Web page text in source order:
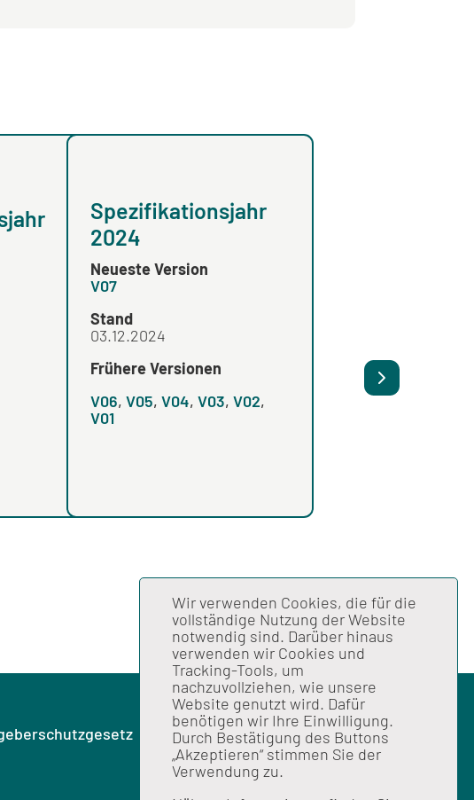
Spezifikationsjahr
2024
Neueste Version
V07
Stand
03.12.2024
Frühere Versionen
V06,V05,V04,V03,V02,
V01
Frühere Versionen
Wir verwenden Cookies, die für die
vollständige Nutzung der Website
notwendig sind. Darüber hinaus
verwenden wir Cookies und
Tracking-Tools, um
nachzuvollziehen, wie unsere
Website genutzt wird. Dafür
benötigen wir Ihre Einwilligung.
Durch Bestätigung des Buttons
„Akzeptieren“ stimmen Sie der
Verwendung zu.